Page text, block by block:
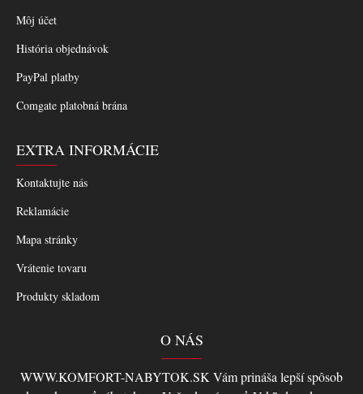
Môj účet
História objednávok
PayPal platby
Comgate platobná brána
EXTRA INFORMÁCIE
Kontaktujte nás
Reklamácie
Mapa stránky
Vrátenie tovaru
Produkty skladom
O NÁS
WWW.KOMFORT-NABYTOK.SK Vám prináša lepší spôsob